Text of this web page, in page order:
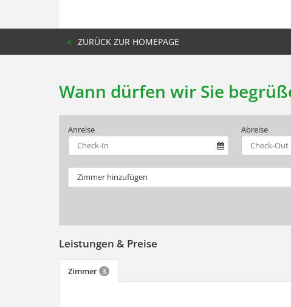
ZURÜCK ZUR HOMEPAGE
Wann dürfen wir Sie
Anreise Abreise
Zimmer hinzufügen
Leistungen & Preise
Zimmer 3